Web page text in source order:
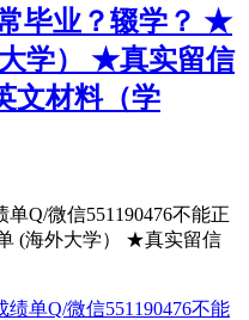
毕业？辍学？ ★
学） ★真实留信
文材料（学
Q/微信551190476不能正
(海外大学） ★真实留信